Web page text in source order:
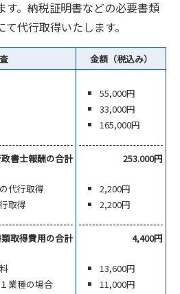
す。納税証明書などの必要書類
代行取得いたします。
金額（税込み）
書士報酬の合計
代行取得
取得
取得費用の合計
業種の場合
55,000円
33,000円
165,000円
253.000円
2,200円
2,200円
4,400円
13,600円
11,000円